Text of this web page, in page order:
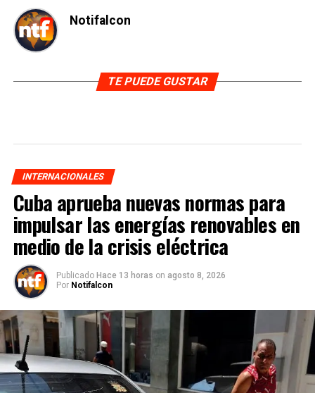
Notifalcon
TE PUEDE GUSTAR
INTERNACIONALES
Cuba aprueba nuevas normas para
impulsar las energías renovables en
medio de la crisis eléctrica
Publicado Hace 13 horas on agosto 8, 2026
Por Notifalcon